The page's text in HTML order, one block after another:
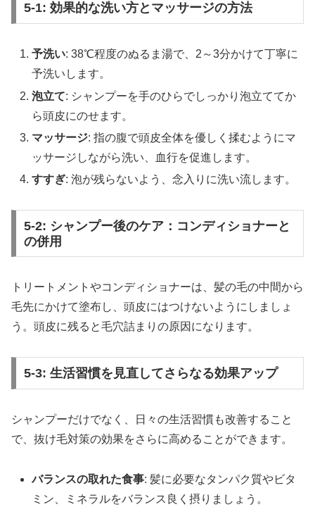
5-1: 効果的な洗い方とマッサージの方法
予洗い: 38℃程度のぬるま湯で、2～3分かけて丁寧に
予洗いします。
泡立て: シャンプーを手のひらでしっかり泡立ててか
ら頭皮にのせます。
マッサージ: 指の腹で頭皮全体を優しく揉むようにマ
ッサージしながら洗い、血行を促進します。
すすぎ: 泡が残らないよう、念入りに洗い流します。
5-2: シャンプー後のケア：コンディショナーと
の併用
トリートメントやコンディショナーは、髪の毛の中間から
毛先にかけて塗布し、頭皮にはつけないようにしましょ
う。頭皮に残ると毛穴詰まりの原因になります。
5-3: 生活習慣を見直してさらなる効果アップ
シャンプーだけでなく、日々の生活習慣も改善すること
で、抜け毛対策の効果をさらに高めることができます。
バランスの取れた食事: 髪に必要なタンパク質やビタ
ミン、ミネラルをバランス良く摂りましょう。